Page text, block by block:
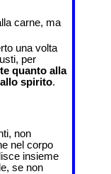
carne, ma
una volta
per
quanto alla
spirito.
non
nel corpo
insieme
se non